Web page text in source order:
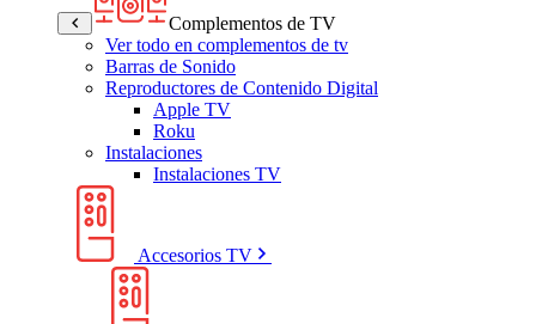
Complementos de TV
Ver todo en complementos de tv
Barras de Sonido
Reproductores de Contenido Digital
Apple TV
Roku
Instalaciones
Instalaciones TV
Accesorios TV